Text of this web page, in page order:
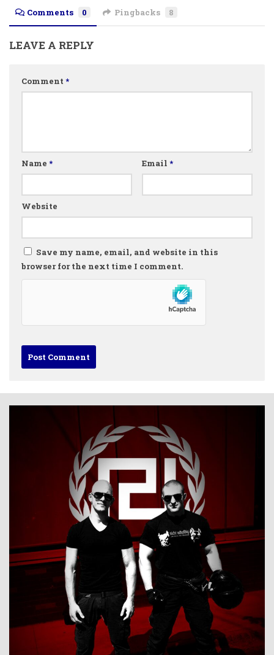
Comments 0 Pingbacks 8
LEAVE A REPLY
Comment *
Name * Email *
Website
Save my name, email, and website in this
browser for the next time I comment.